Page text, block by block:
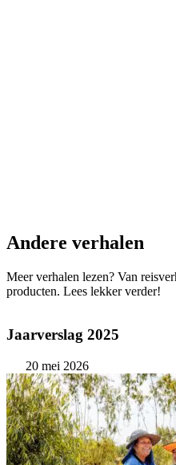
Andere verhalen
Meer verhalen lezen? Van
producten. Lees lekker verder!
Jaarverslag 2025
20 mei 2026